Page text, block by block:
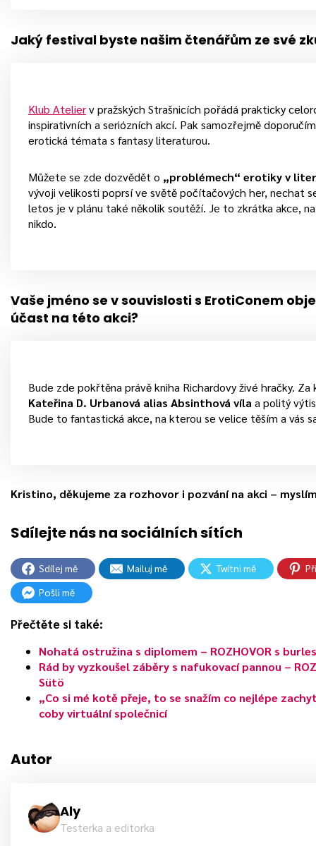
Jaký festival byste našim čtenářům ze své
Klub Atelierv pražských Strašnicích pořádá prakticky
inspirativních a seriózních akcí. Pak samozřejmě
erotická témata s fantasy literaturou.
Můžete se zde dozvědět o „problémech“ erotiky v
vývoji velikosti poprsí ve světě počítačových her, nechat
letos je v plánu také několik soutěží. Je to zkrátka akce,
nikdo.
Vaše jméno se v souvislosti s ErotiConem
účast na této akci?
Bude zde pokřtěna právě kniha Richardovy živé hračky.
Kateřina D. Urbanová alias Absinthová vílaa politý
Bude to fantastická akce, na kterou se velice těším a vás
Kristino, děkujeme za rozhovor i pozvání na akci –
Sdílej mě Mailuj mě Twítni mě
Pošli mě
Přečtěte si také:
Nohatá ostružina s diplomem – ROZHOVOR s
Rád by vyzkoušel záběry s nafukovací pannou –
Sütö
„Co si mé kotě přeje, to se snažím co nejlépe
coby virtuální společnicí
Autor
Aly
Testerka a editorka